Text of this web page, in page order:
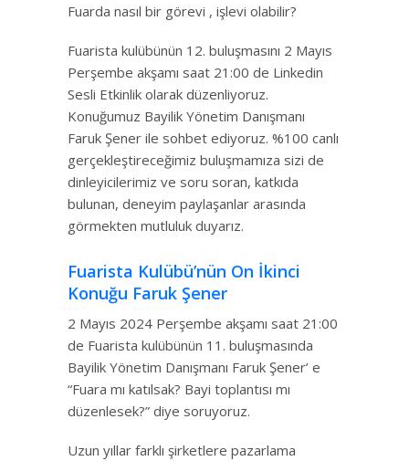
Fuarda nasıl bir görevi , işlevi olabilir?
Fuarista kulübünün 12. buluşmasını 2 Mayıs
Perşembe akşamı saat 21:00 de Linkedin
Sesli Etkinlik olarak düzenliyoruz.
Konuğumuz Bayilik Yönetim Danışmanı
Faruk Şener ile sohbet ediyoruz. %100 canlı
gerçekleştireceğimiz buluşmamıza sizi de
dinleyicilerimiz ve soru soran, katkıda
bulunan, deneyim paylaşanlar arasında
görmekten mutluluk duyarız.
Fuarista Kulübü’nün On İkinci
Konuğu Faruk Şener
2 Mayıs 2024 Perşembe akşamı saat 21:00
de Fuarista kulübünün 11. buluşmasında
Bayilik Yönetim Danışmanı Faruk Şener’ e
“Fuara mı katılsak? Bayi toplantısı mı
düzenlesek?” diye soruyoruz.
Uzun yıllar farklı şirketlere pazarlama